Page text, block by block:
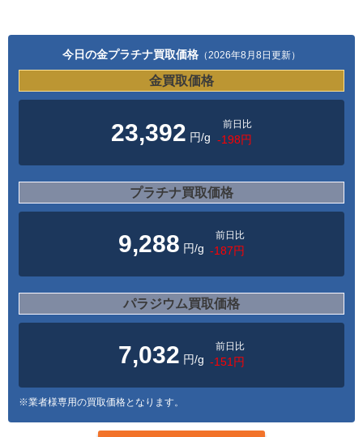
今日の金プラチナ買取価格 （2026年8月8日更新）
金買取価格
23,392 円/g
前日比
-198円
プラチナ買取価格
9,288 円/g
前日比
-187円
パラジウム買取価格
7,032 円/g
前日比
-151円
※業者様専用の買取価格となります。